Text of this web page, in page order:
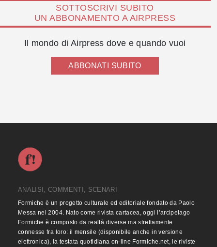
SOTTOSCRIVI SUBITO
UN ABBONAMENTO A AIRPRESS
Il mondo di Airpress dove e quando vuoi
ABBONATI SUBITO
ANALISI, COMMENTI, SCENARI
Formiche è un progetto culturale ed editoriale fondato da Paolo
Messa nel 2004. Nato come rivista cartacea, oggi l’arcipelago
Formiche è composto da realtà diverse ma strettamente
connesse fra loro: il mensile (disponibile anche in versione
elettronica), la testata quotidiana on-line Formiche.net, le riviste